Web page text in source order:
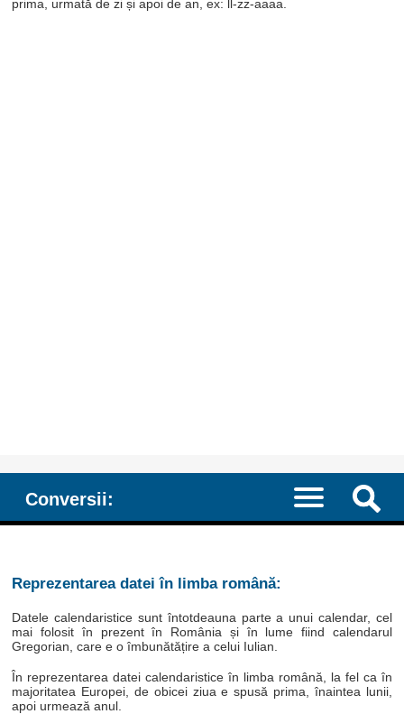
prima, urmată de zi și apoi de an, ex: ll-zz-aaaa.
Conversii:
Reprezentarea datei în limba română:
Datele calendaristice sunt întotdeauna parte a unui calendar, cel
mai folosit în prezent în România și în lume fiind calendarul
Gregorian, care e o îmbunătățire a celui Iulian.
În reprezentarea datei calendaristice în limba română, la fel ca în
majoritatea Europei, de obicei ziua e spusă prima, înaintea lunii,
apoi urmează anul.